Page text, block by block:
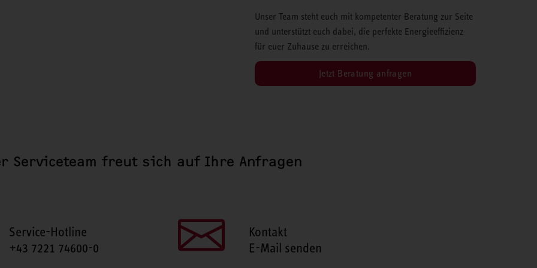
Unser Team steht euch mit kompetenter Beratung zur Seite
und unterstützt euch dabei, die perfekte Energieeffizienz
für euer Zuhause zu erreichen.
Jetzt Beratung anfragen
Serviceteam freut sich auf Ihre Anfragen
Service-Hotline
+43 7221 74600-0
Kontakt
E-Mail senden